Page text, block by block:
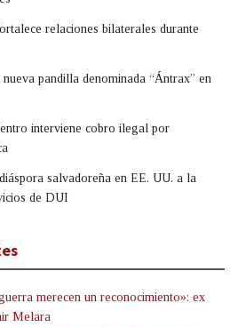
relaciones bilaterales durante
pandilla denominada “Ántrax” en
interviene cobro ilegal por
salvadoreña en EE. UU. a la
de DUI
merecen un reconocimiento»: ex
Melara